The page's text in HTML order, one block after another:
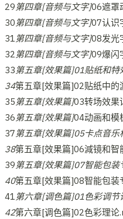
29第四章[音频与文字]06遮罩
30第四章[音频与文字]07认识
31第四章[音频与文字]08发光
32第四章[音频与文字]09爆闪
33第五章[效果篇]01贴纸和特
34第五章[效果篇]02贴纸中的
35第五章[效果篇]03转场效果
36第五章[效果篇]04动画和模
37第五章[效果篇]05卡点音乐
38第五章[效果篇]06減镜和智
39第五章[效果篇]07智能包
40第五章[效果篇]08智能包装
41第六章[调色篇]01色彩调节
42第六章[调色篇]02色彩理论